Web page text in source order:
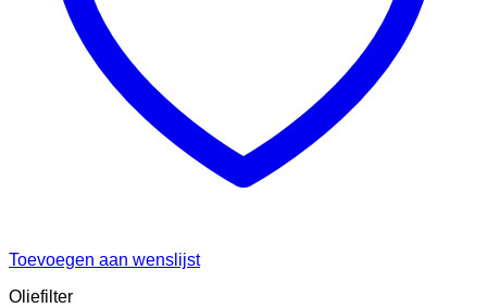
Toevoegen aan wenslijst
Oliefilter